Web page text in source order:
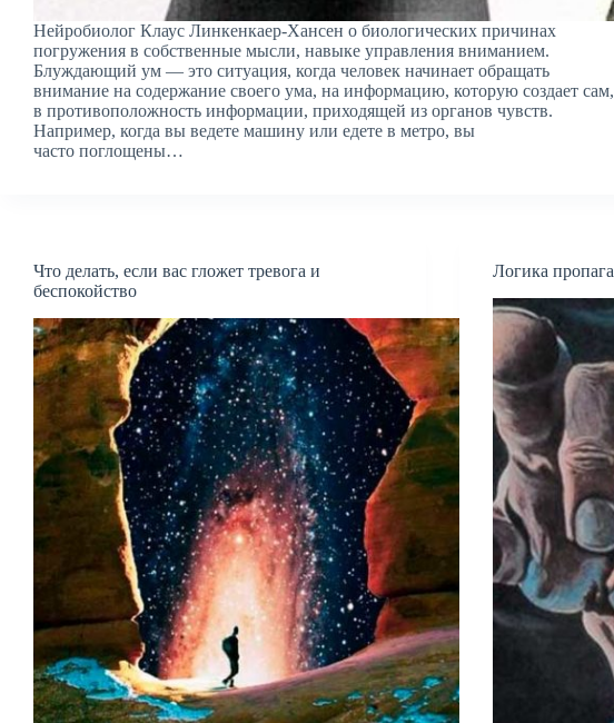
Нейробиолог Клаус Линкенкаер-Хансен о биологических причинах
погружения в собственные мысли, навыке управления вниманием.
Блуждающий ум — это ситуация, когда человек начинает обращать
внимание на содержание своего ума, на информацию, которую создает сам,
в противоположность информации, приходящей из органов чувств.
Например, когда вы ведете машину или едете в метро, вы
часто поглощены…
Что делать, если вас гложет тревога и
беспокойство
Логика